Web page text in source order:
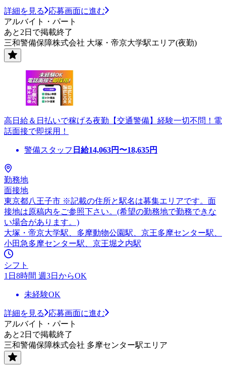
詳細を見る
応募画面に進む
アルバイト・パート
あと2日で掲載終了
三和警備保障株式会社 大塚・帝京大学駅エリア(夜勤)
高日給＆日払いで稼げる夜勤【交通警備】経験一切不問！電
話面接で即採用！
警備スタッフ 日給14,063円〜18,635円
勤務地
面接地
東京都八王子市 ※記載の住所と駅名は募集エリアです。面
接地は原稿内をご参照下さい。(希望の勤務地で勤務できな
い場合があります。)
大塚・帝京大学駅、多摩動物公園駅、京王多摩センター駅、
小田急多摩センター駅、京王堀之内駅
シフト
1日8時間 週3日からOK
未経験OK
詳細を見る
応募画面に進む
アルバイト・パート
あと2日で掲載終了
三和警備保障株式会社 多摩センター駅エリア